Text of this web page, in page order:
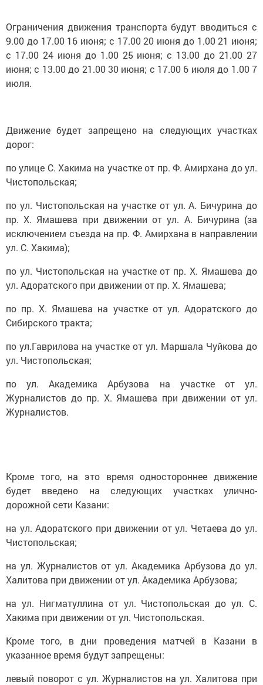
Ограничения движения транспорта будут вводиться с
9.00 до 17.00 16 июня; с 17.00 20 июня до 1.00 21 июня;
с 17.00 24 июня до 1.00 25 июня; с 13.00 до 21.00 27
июня; с 13.00 до 21.00 30 июня; с 17.00 6 июля до 1.00 7
июля.
Движение будет запрещено на следующих участках
дорог:
по улице С. Хакима на участке от пр. Ф. Амирхана до ул.
Чистопольская;
по ул. Чистопольская на участке от ул. А. Бичурина до
пр. Х. Ямашева при движении от ул. А. Бичурина (за
исключением съезда на пр. Ф. Амирхана в направлении
ул. С. Хакима);
по ул. Чистопольская на участке от пр. Х. Ямашева до
ул. Адоратского при движении от пр. Х. Ямашева;
по пр. Х. Ямашева на участке от ул. Адоратского до
Сибирского тракта;
по ул.Гаврилова на участке от ул. Маршала Чуйкова до
ул. Чистопольская;
по ул. Академика Арбузова на участке от ул.
Журналистов до пр. Х. Ямашева при движении от ул.
Журналистов.
Кроме того, на это время одностороннее движение
будет введено на следующих участках улично-
дорожной сети Казани:
на ул. Адоратского при движении от ул. Четаева до ул.
Чистопольская;
на ул. Журналистов от ул. Академика Арбузова до ул.
Халитова при движении от ул. Академика Арбузова;
на ул. Нигматуллина от ул. Чистопольская до ул. С.
Хакима при движении от ул. Чистопольская.
Кроме того, в дни проведения матчей в Казани в
указанное время будут запрещены:
левый поворот с ул. Журналистов на ул. Халитова при